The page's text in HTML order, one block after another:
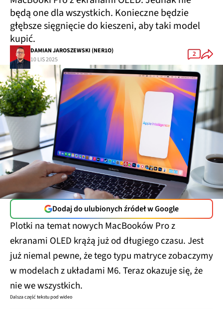
będą one dla wszystkich. Konieczne będzie
głębsze sięgnięcie do kieszeni, aby taki model
kupić.
DAMIAN JAROSZEWSKI (NER1O)
10 LIS 2025
2
Dodaj do ulubionych źródeł w Google
Plotki na temat nowych MacBooków Pro z
ekranami OLED krążą już od długiego czasu. Jest
już niemal pewne, że tego typu matryce zobaczymy
w modelach z układami M6. Teraz okazuje się, że
nie we wszystkich.
Dalsza część tekstu pod wideo